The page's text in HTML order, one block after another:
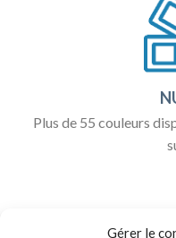
Gérer le
Plus de 55 couleurs